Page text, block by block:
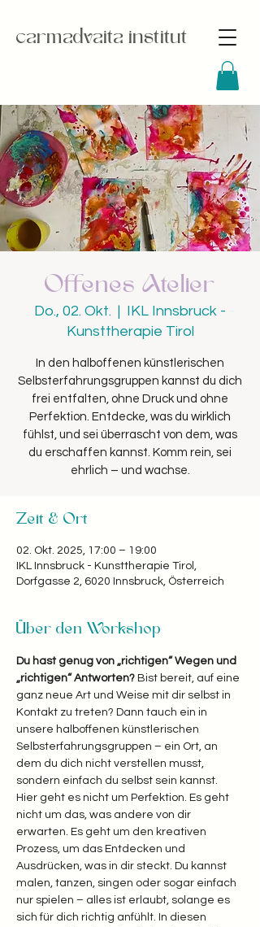
carmadvaita institut
Offenes Atelier
Do., 02. Okt.
  |
IKL Innsbruck -
Kunsttherapie Tirol
In den halboffenen künstlerischen
Selbsterfahrungsgruppen kannst du dich
frei entfalten, ohne Druck und ohne
Perfektion. Entdecke, was du wirklich
fühlst, und sei überrascht von dem, was
du erschaffen kannst. Komm rein, sei
ehrlich – und wachse.
Zeit & Ort
02. Okt. 2025, 17:00 – 19:00
IKL Innsbruck - Kunsttherapie Tirol,
Dorfgasse 2, 6020 Innsbruck, Österreich
Über den Workshop
Du hast genug von „richtigen“ Wegen und
„richtigen“ Antworten? Bist bereit, auf eine
ganz neue Art und Weise mit dir selbst in
Kontakt zu treten? Dann tauch ein in
unsere halboffenen künstlerischen
Selbsterfahrungsgruppen – ein Ort, an
dem du dich nicht verstellen musst,
sondern einfach du selbst sein kannst.
Hier geht es nicht um Perfektion. Es geht
nicht um das, was andere von dir
erwarten. Es geht um den kreativen
Prozess, um das Entdecken und
Ausdrücken, was in dir steckt. Du kannst
malen, tanzen, singen oder sogar einfach
nur spielen – alles ist erlaubt, solange es
sich für dich richtig anfühlt. In diesen